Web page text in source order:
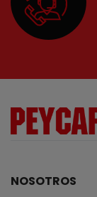
NOSOTROS